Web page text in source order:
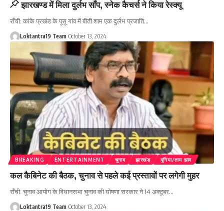
झारखण्ड में मिला दुर्लभ साँप, स्नेक कैचर्स ने किया रेस्क्यू
राँची: कांके प्रखंड के पूसू गांव में बीती शाम एक दुर्लभ प्रजाति…
Loktantra19 Team October 13, 2024
BREAKING ENTERTAINMENT चुनाव झारखंड दुनिया/ताम झाम
कल कैबिनेट की बैठक, चुनाव से पहले कई प्रस्तावों पर लगेगी मुहर
राँची: चुनाव आयोग के विधानसभा चुनाव की घोषणा सरकार ने 14 अक्टूबर…
Loktantra19 Team October 13, 2024